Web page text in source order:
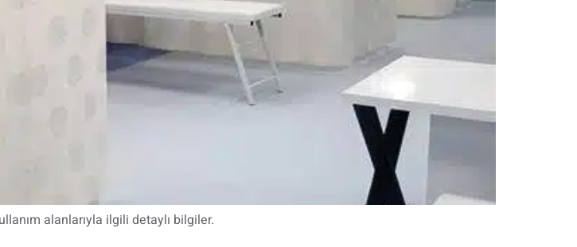
alanlarıyla ilgili detaylı bilgiler.